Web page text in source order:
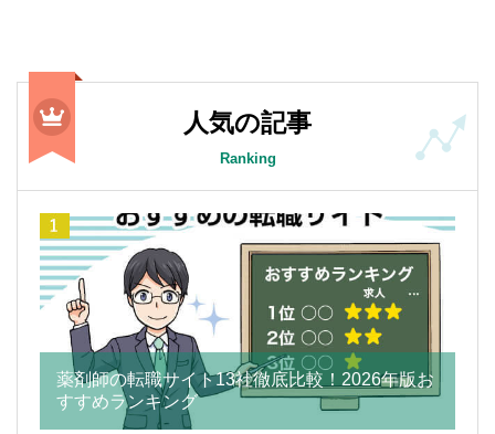
人気の記事
Ranking
薬剤師の転職サイト13社徹底比較！2026年版お
すすめランキング